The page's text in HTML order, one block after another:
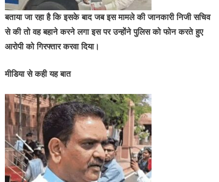
बताया जा रहा है कि इसके बाद जब इस मामले की जानकारी निजी सचिव
से की तो वह बहाने करने लगा इस पर उन्होंने पुलिस को फोन करते हुए
आरोपी को गिरफ्तार करवा दिया।
मीडिया से कही यह बात